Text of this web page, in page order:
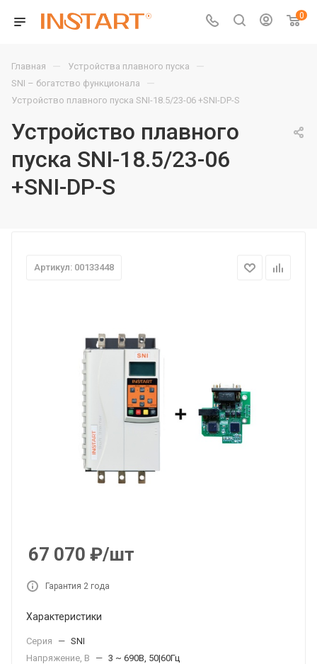
0
Главная — Устройства плавного пуска —
SNI – богатство функционала —
Устройство плавного пуска SNI-18.5/23-06 +SNI-DP-S
Устройство плавного
пуска SNI-18.5/23-06
+SNI-DP-S
Артикул: 00133448
67 070 ₽/шт
Гарантия 2 года
Характеристики
Серия — SNI
Напряжение, В
— 3 ~ 690В, 50|60Гц